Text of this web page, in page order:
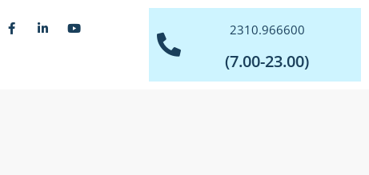
2310.966600
(7.00-23.00)